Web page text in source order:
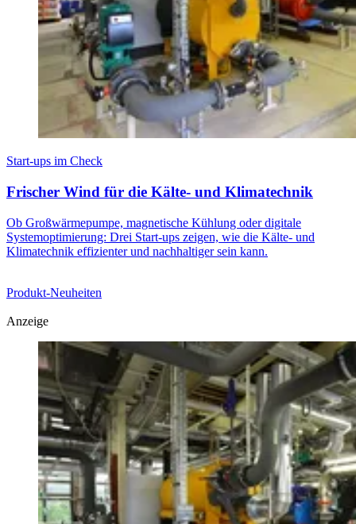
Start-ups im Check
Frischer Wind für die Kälte- und Klimatechnik
Ob Großwärmepumpe, magnetische Kühlung oder digitale
Systemoptimierung: Drei Start-ups zeigen, wie die Kälte- und
Klimatechnik effizienter und nachhaltiger sein kann.
Produkt-Neuheiten
Anzeige